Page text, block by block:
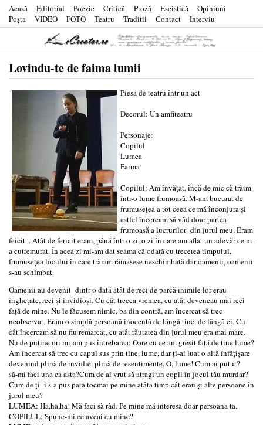
Acasă Editorial Poezie Critică Proză Eseistică
Opiniuni
Poşta
VIDEO FOTO Teatru Traditii Contact Interviu
Lovindu-te de faima lumii
Piesă de teatru într-un act
Decorul: Un amfiteatru
Personaje:
Copilul
Lumea
Faima
Copilul: Am învățat, încă de mic că trăim
într-o lume frumoasă. M-am bucurat de
frumusețea a tot ceea ce mă înconjura și
astfel încercam să văd doar partea
frumoasă a lucrurilor din jurul meu. Eram
feicit... Atât de fericit eram, până într-o zi, o zi în care am aflat un adevăr ce m-
a cutremurat. În acea zi mi-am dat seama că odată cu trecerea timpului,
frumusețea locului în care trăiam rămăsese neschimbată dar oamenii, oamenii
s-au schimbat.
Oamenii au devenit dintr-o dată atât de reci de parcă inimile lor erau
înghețate, reci și invidioşi. Cu cât trecea vremea, cu atât deveneau mai reci
față de mine. Nu le făcusem nimic, ba din contră, am încercat să trec
neobservat. Eram o simplă persoană inocentă de lângă tine, de lângă ei. Cu
cât încercam să nu fiu remarcat, cu atât răutatea din jurul meu era mai mare.
Nu de puține ori mi-am pus întrebarea: Oare cu ce am greșit față de tine lume?
Am încercat să trec cu capul sus prin tine, lume, dar ți-ai luat o altă înfățișare
devenind plină de invidie, plină de resentimente. O, lume! Cum ai putut?
să-mi faci una ca asta?Cum de ai vrut să atragi un copil în jocul tău murdar?
Cum de ți -i s-a pus pata tocmai pe mine atâta timp cât erau și alte persoane în
jurul meu?
LUMEA: Ha,ha,ha! Mă faci să râd. Pe mine mă interesa doar persoana ta.
COPILUL: Spune-mi ce aveai cu mine?